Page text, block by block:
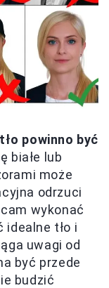
tło powinno być
białe lub
może
odrzuci
wykonać
idealne tło i
uwagi od
być przede
budzić